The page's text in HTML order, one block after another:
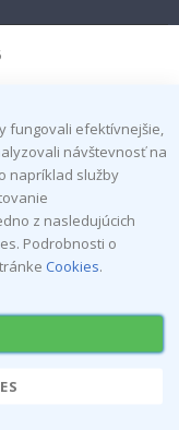
fungovali efektívnejšie,
návštevnosť na
napríklad služby
z nasledujúcich
Podrobnosti o
Cookies.